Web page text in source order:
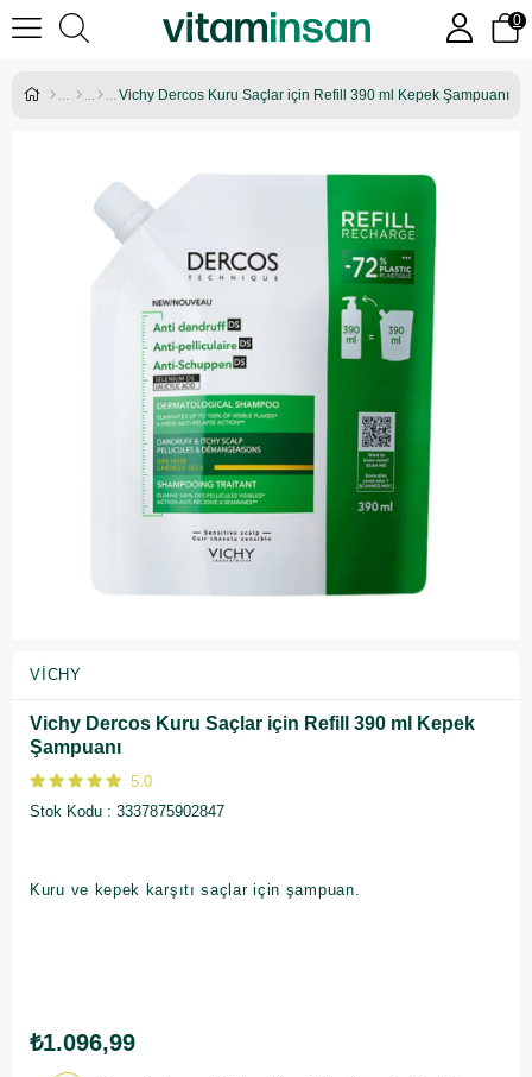
0
Vichy Dercos Kuru Saçlar için Refill 390 ml Kepek Şampuanı
VICHY
Vichy Dercos Kuru Saçlar için Refill 390 ml Kepek
Şampuanı
5.0
Stok Kodu
3337875902847
Kuru ve kepek karşıtı saçlar için şampuan.
₺1.096,99